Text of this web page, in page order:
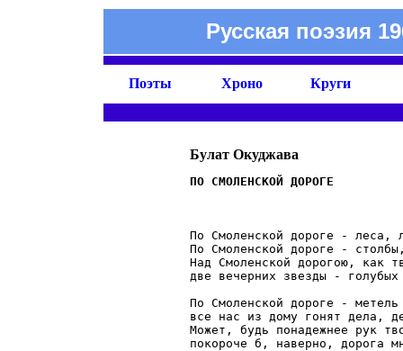
Русская поэзия
Поэты Хроно Круги
Булат Окуджава
По Смоленской дороге - леса,
По Смоленской дороге -
Над Смоленской дорогою, как
две вечерних звезды -
По Смоленской дороге -
все нас из дому гонят дела,
Может, будь понадежнее рук
покороче б, наверно, дорога